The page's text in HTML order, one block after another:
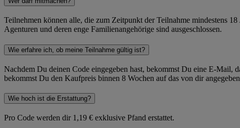
Teilnehmen können alle, die zum Zeitpunkt der Teilnahme mindestens
Agenturen und deren enge Familienangehörige sind ausgeschlossen.
Wie erfahre ich, ob meine Teilnahme gültig ist?
Nachdem Du deinen Code eingegeben hast, bekommst Du eine E-Mail,
bekommst Du den Kaufpreis binnen 8 Wochen auf das von dir
Wie hoch ist die Erstattung?
Pro Code werden dir 1,19 € exklusive Pfand erstattet.